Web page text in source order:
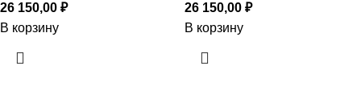
26 150,00 ₽
В корзину
26 150,00 ₽
В корзину